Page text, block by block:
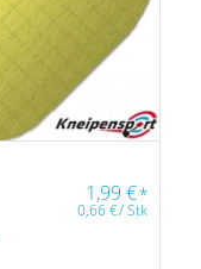
1,99€*
0,66€/Stk